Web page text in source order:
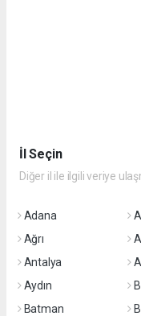
İl Seçin
Diğer il ile ilgili veriye
Adana
Ağrı
Antalya
Aydın
Batman